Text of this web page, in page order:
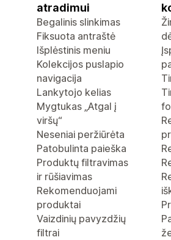
atradimui
Begalinis slinkimas
Fiksuota antraštė
Išplėstinis meniu
Kolekcijos puslapio
navigacija
Lankytojo kelias
Mygtukas „Atgal į
viršų“
Neseniai peržiūrėta
Patobulinta paieška
Produktų filtravimas
ir rūšiavimas
Rekomenduojami
produktai
Vaizdinių pavyzdžių
filtrai